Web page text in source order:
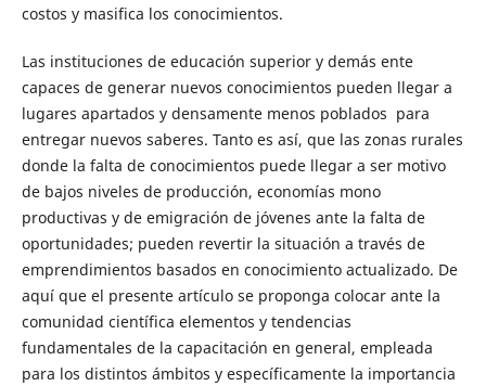
costos y masifica los conocimientos.
Las instituciones de educación superior y demás ente
capaces de generar nuevos conocimientos pueden llegar a
lugares apartados y densamente menos poblados para
entregar nuevos saberes. Tanto es así, que las zonas rurales
donde la falta de conocimientos puede llegar a ser motivo
de bajos niveles de producción, economías mono
productivas y de emigración de jóvenes ante la falta de
oportunidades; pueden revertir la situación a través de
emprendimientos basados en conocimiento actualizado. De
aquí que el presente artículo se proponga colocar ante la
comunidad científica elementos y tendencias
fundamentales de la capacitación en general, empleada
para los distintos ámbitos y específicamente la importancia